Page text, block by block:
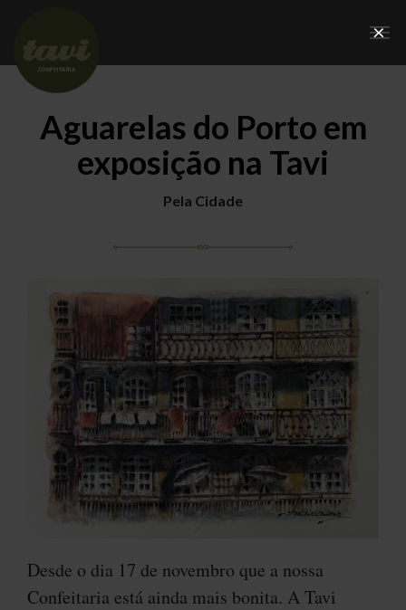
Aguarelas do Porto em
exposição na Tavi
Pela Cidade
Desde o dia 17 de novembro que a nossa
Confeitaria está ainda mais bonita. A Tavi
×